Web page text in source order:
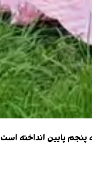
پنجم پایین انداخته است